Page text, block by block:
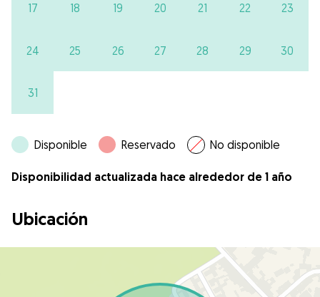
17 18 19 20 21 22 23
24 25 26 27 28 29 30
31
Disponible Reservado No disponible
Disponibilidad actualizada hace alrededor de 1 año
Ubicación